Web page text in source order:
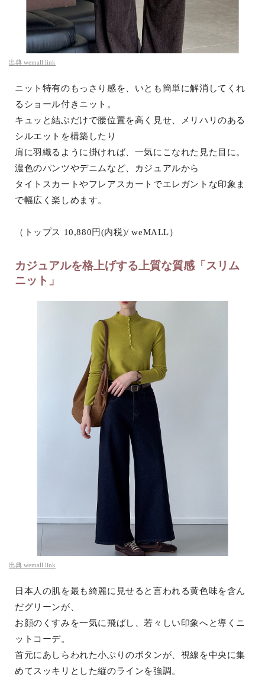
出典 wemall.link
ニット特有のもっさり感を、いとも簡単に解消してくれ
るショール付きニット。
キュッと結ぶだけで腰位置を高く見せ、メリハリのある
シルエットを構築したり
肩に羽織るように掛ければ、一気にこなれた見た目に。
濃色のパンツやデニムなど、カジュアルから
タイトスカートやフレアスカートでエレガントな印象ま
で幅広く楽しめます。
（トップス 10,880円(内税)/ weMALL）
カジュアルを格上げする上質な質感「スリム
ニット」
出典 wemall.link
日本人の肌を最も綺麗に見せると言われる黄色味を含ん
だグリーンが、
お顔のくすみを一気に飛ばし、若々しい印象へと導くニ
ットコーデ。
首元にあしらわれた小ぶりのボタンが、視線を中央に集
めてスッキリとした縦のラインを強調。